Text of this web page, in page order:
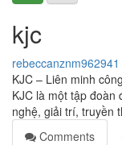
kjc
rebeccanznm962941
KJC – Liên minh
KJC là một tập đoàn
nghệ, giải trí, truyền
Comments